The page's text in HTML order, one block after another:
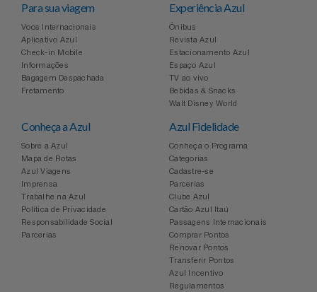
Para sua viagem
Voos Internacionais
Aplicativo Azul
Check-in Mobile
Informações
Bagagem Despachada
Fretamento
Experiência Azul
Ônibus
Revista Azul
Estacionamento Azul
Espaço Azul
TV ao vivo
Bebidas & Snacks
Walt Disney World
Conheça a Azul
Sobre a Azul
Mapa de Rotas
Azul Viagens
Imprensa
Trabalhe na Azul
Política de Privacidade
Responsabilidade Social
Parcerias
Azul Fidelidade
Conheça o Programa
Categorias
Cadastre-se
Parcerias
Clube Azul
Cartão Azul Itaú
Passagens Internacionais
Comprar Pontos
Renovar Pontos
Transferir Pontos
Azul Incentivo
Regulamentos